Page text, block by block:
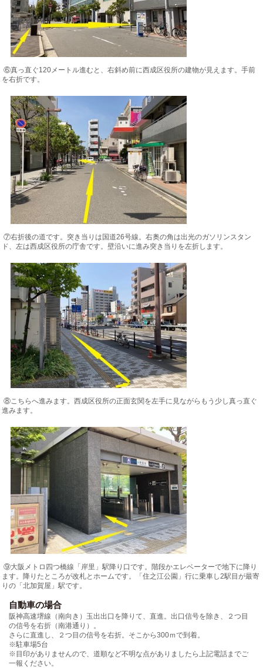
⑥真っ直ぐ120メートル進むと、右斜め前に西成区役所の建物が見えます。手前
を右折です。
⑦右折後の道です。突き当りは国道26号線。右奥の角は出光のガソリンスタン
ド、左は西成区役所の庁舎です。壁沿いに進み突き当りを左折します。
⑧こちらへ進みます。西成区役所の正面玄関を左手に見ながらもう少し真っ直ぐ
進みます。
⑨大阪メトロ四つ橋線「岸里」駅降り口です。階段かエレベーターで地下に降り
ます。降りたところが改札とホームです。「住之江公園」行に乗車し2駅目が最寄
りの「北加賀屋」駅です。
自動車の場合
阪神高速堺線（南向き）玉出出口を降りて、直進。出口信号を除き、２つ目
の信号を右折（南港通り）。
さらに直進し、２つ目の信号を右折。そこから300ｍで到着。
※駐車場5台
※目印がありませんので、道順など不明な点がありましたら上記電話までご
一報ください。